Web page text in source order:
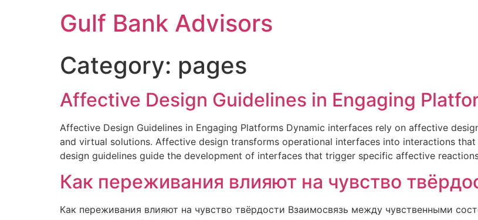
Gulf Bank Advisors
Category: pages
Affective Design Guidelines in Engaging
Affective Design Guidelines in Engaging Platforms Dynamic interfaces rely on affective
and virtual solutions. Affective design transforms operational interfaces into interactions
design guidelines guide the development of interfaces that trigger specific affective
Как переживания влияют на чувство
Как переживания влияют на чувство твёрдости Взаимосвязь между чувственными